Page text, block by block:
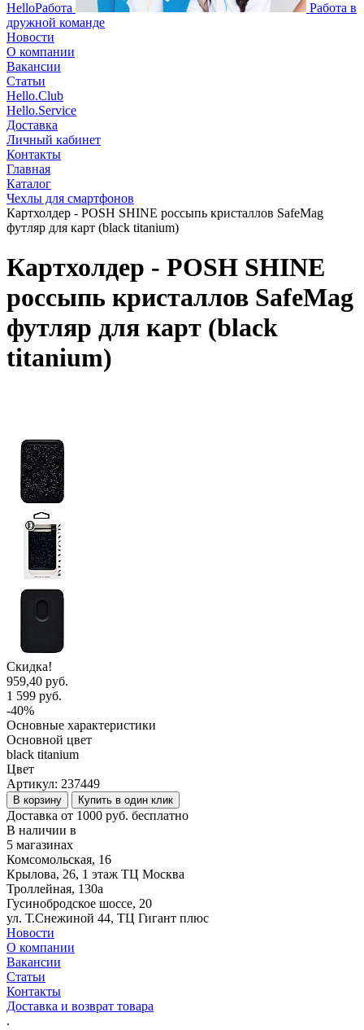
HelloРабота
Работа в
дружной команде
Новости
О компании
Вакансии
Статьи
Hello.Club
Hello.Service
Доставка
Личный кабинет
Контакты
Главная
Каталог
Чехлы для смартфонов
Картхолдер - POSH SHINE россыпь кристаллов SafeMag
футляр для карт (black titanium)
Картхолдер - POSH SHINE
россыпь кристаллов SafeMag
футляр для карт (black
titanium)
Скидка!
959,40 руб.
1 599 руб.
-40%
Основные характеристики
Основной цвет
black titanium
Цвет
Артикул: 237449
В корзину Купить в один клик
Доставка от 1000 руб. бесплатно
В наличии в
5 магазинах
Комсомольская, 16
Крылова, 26, 1 этаж ТЦ Москва
Троллейная, 130а
Гусинобродское шоссе, 20
ул. Т.Снежиной 44, ТЦ Гигант плюс
Новости
О компании
Вакансии
Статьи
Контакты
Доставка и возврат товара
.